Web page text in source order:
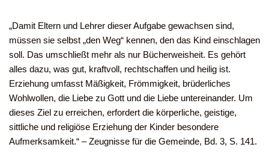
„Damit Eltern und Lehrer dieser Aufgabe gewachsen sind,
müssen sie selbst „den Weg“ kennen, den das Kind einschlagen
soll. Das umschließt mehr als nur Bücherweisheit. Es gehört
alles dazu, was gut, kraftvoll, rechtschaffen und heilig ist.
Erziehung umfasst Mäßigkeit, Frömmigkeit, brüderliches
Wohlwollen, die Liebe zu Gott und die Liebe untereinander. Um
dieses Ziel zu erreichen, erfordert die körperliche, geistige,
sittliche und religiöse Erziehung der Kinder besondere
Aufmerksamkeit.“ – Zeugnisse für die Gemeinde, Bd. 3, S. 141.